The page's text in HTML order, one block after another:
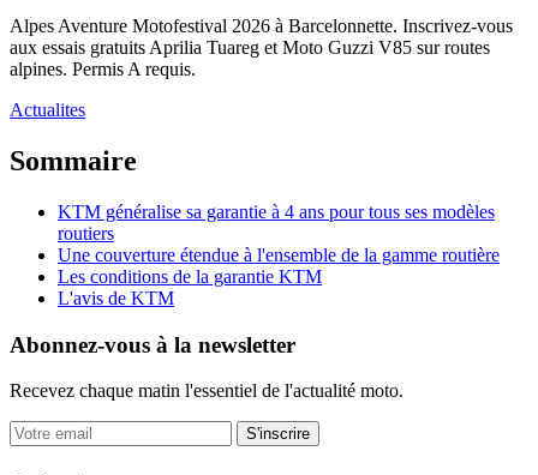
Alpes Aventure Motofestival 2026 à Barcelonnette. Inscrivez-vous
aux essais gratuits Aprilia Tuareg et Moto Guzzi V85 sur routes
alpines. Permis A requis.
Actualites
Sommaire
KTM généralise sa garantie à 4 ans pour tous ses modèles
routiers
Une couverture étendue à l'ensemble de la gamme routière
Les conditions de la garantie KTM
L'avis de KTM
Abonnez-vous à la newsletter
Recevez chaque matin l'essentiel de l'actualité moto.
S'inscrire